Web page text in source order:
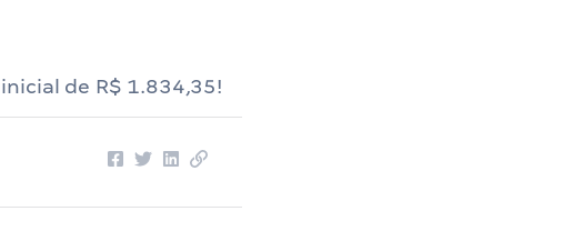
de R$ 1.834,35!